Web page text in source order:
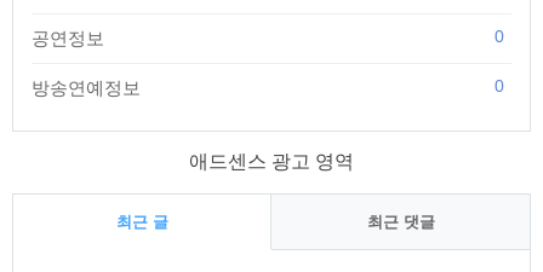
공연정보 0
방송연예정보 0
애드센스 광고 영역
최근 글 최근 댓글